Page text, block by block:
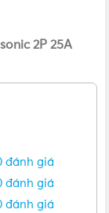
2P 25A
đánh giá
đánh giá
đánh giá